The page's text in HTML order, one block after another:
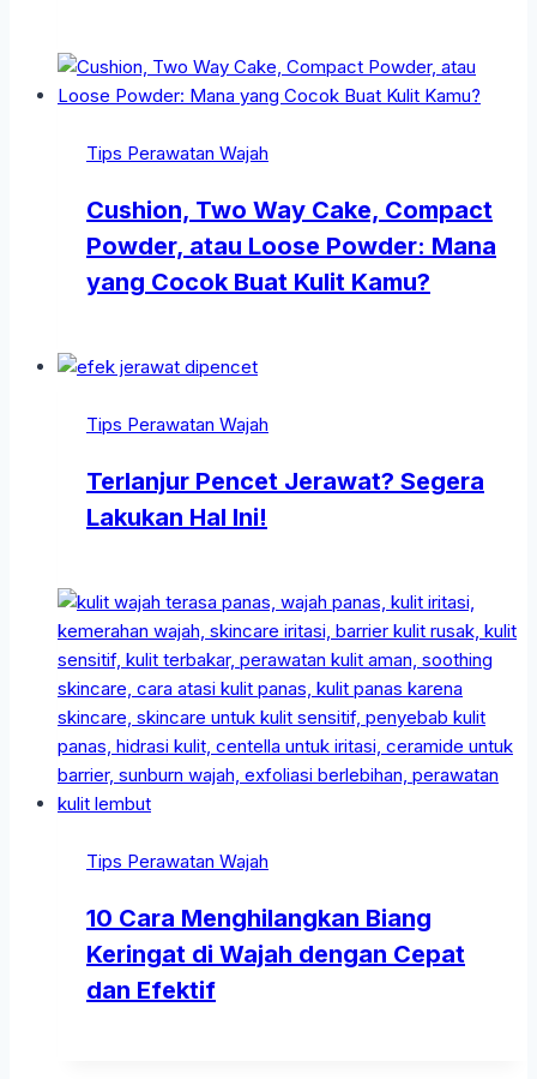
Tips Perawatan Wajah
Cushion, Two Way Cake, Compact
Powder, atau Loose Powder: Mana
yang Cocok Buat Kulit Kamu?
Tips Perawatan Wajah
Terlanjur Pencet Jerawat? Segera
Lakukan Hal Ini!
Tips Perawatan Wajah
10 Cara Menghilangkan Biang
Keringat di Wajah dengan Cepat
dan Efektif